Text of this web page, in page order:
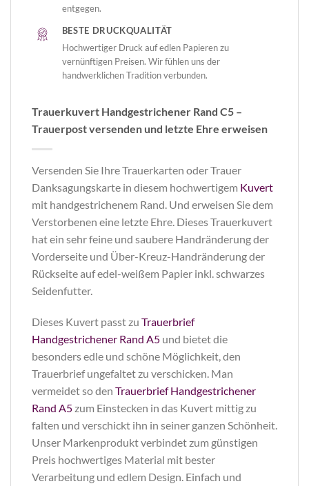
entgegen.
BESTE DRUCKQUALITÄT
Hochwertiger Druck auf edlen Papieren zu
vernünftigen Preisen. Wir fühlen uns der
handwerklichen Tradition verbunden.
Trauerkuvert Handgestrichener Rand C5 –
Trauerpost versenden und letzte Ehre erweisen
Versenden Sie Ihre Trauerkarten oder Trauer
Danksagungskarte in diesem hochwertigem Kuvert
mit handgestrichenem Rand. Und erweisen Sie dem
Verstorbenen eine letzte Ehre. Dieses Trauerkuvert
hat ein sehr feine und saubere Handränderung der
Vorderseite und Über-Kreuz-Handränderung der
Rückseite auf edel-weißem Papier inkl. schwarzes
Seidenfutter.
Dieses Kuvert passt zu Trauerbrief
Handgestrichener Rand A5 und bietet die
besonders edle und schöne Möglichkeit, den
Trauerbrief ungefaltet zu verschicken. Man
vermeidet so den Trauerbrief Handgestrichener
Rand A5zum Einstecken in das Kuvert mittig zu
falten und verschickt ihn in seiner ganzen Schönheit.
Unser Markenprodukt verbindet zum günstigen
Preis hochwertiges Material mit bester
Verarbeitung und edlem Design. Einfach und